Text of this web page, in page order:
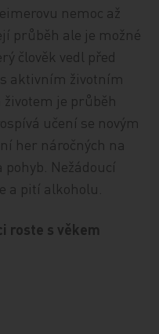
nemoc až
průběh ale je možné
člověk vedl před
aktivním životním
je průběh
učení se novým
her náročných na
pohyb. Nežádoucí
a pití alkoholu.
roste s věkem